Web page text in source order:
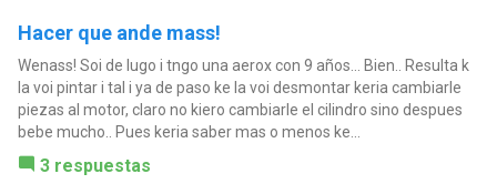
Hacer que ande mass!
Wenass! Soi de lugo i tngo una aerox con 9 años... Bien.. Resulta k
la voi pintar i tal i ya de paso ke la voi desmontar keria cambiarle
piezas al motor, claro no kiero cambiarle el cilindro sino despues
bebe mucho.. Pues keria saber mas o menos ke...
3 respuestas